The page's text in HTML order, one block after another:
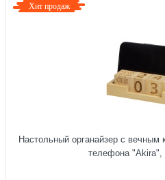
Хит продаж
Настольный органайзер с вечным
телефона "Akira",